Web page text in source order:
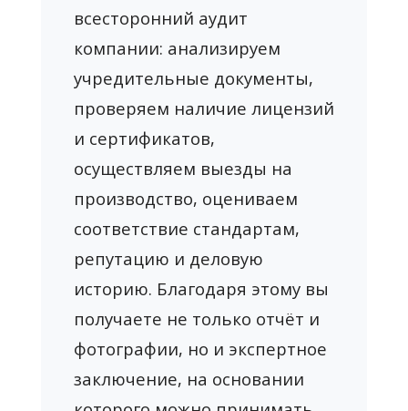
всесторонний аудит
компании: анализируем
учредительные документы,
проверяем наличие лицензий
и сертификатов,
осуществляем выезды на
производство, оцениваем
соответствие стандартам,
репутацию и деловую
историю. Благодаря этому вы
получаете не только отчёт и
фотографии, но и экспертное
заключение, на основании